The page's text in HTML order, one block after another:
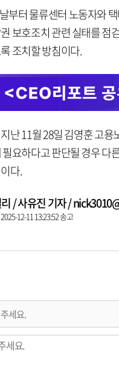
부터 물류센터 노동자와
보호조치 관련 실태를 점
조치할 방침이다.
난 11월 28일 김영훈 고
요하다고 판단될 경우
다.
/ 사유진 기자 /
12-11 13:23:52 송고